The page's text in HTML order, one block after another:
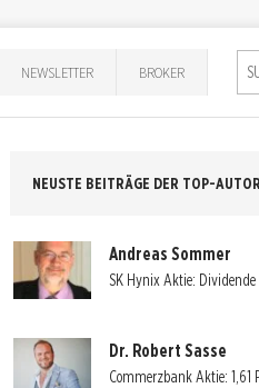
NEWSLETTER BROKER
NEUSTE BEITRÄGE DER TOP-
Andreas Sommer
SK Hynix Aktie:
Dr. Robert Sasse
Commerzbank Aktie: 1,61